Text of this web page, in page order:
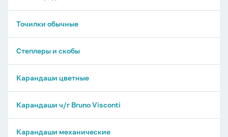
Точилки обычные
Степлеры и скобы
Карандаши цветные
Карандаши ч/г Bruno Visconti
Карандаши механические